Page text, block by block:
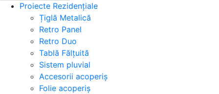
Proiecte Rezidențiale
Țiglă Metalică
Retro Panel
Retro Duo
Tablă Fălțuită
Sistem pluvial
Accesorii acoperiș
Folie acoperiș